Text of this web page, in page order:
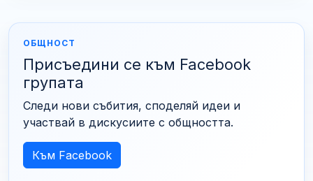
ОБЩНОСТ
Присъедини се към Facebook
групата
Следи нови събития, споделяй идеи и
участвай в дискусиите с общността.
Към Facebook